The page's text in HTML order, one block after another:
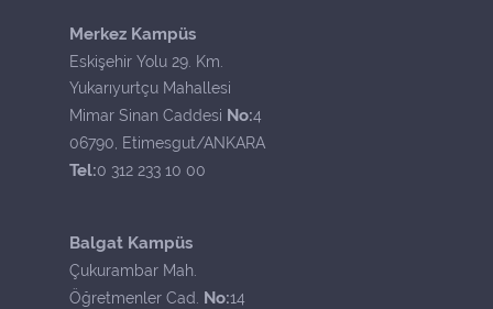
Merkez Kampüs
Eskişehir Yolu 29. Km.
Yukarıyurtçu Mahallesi
Mimar Sinan Caddesi No:4
06790, Etimesgut/ANKARA
Tel:0 312 233 10 00
Balgat Kampüs
Çukurambar Mah.
Öğretmenler Cad. No:14